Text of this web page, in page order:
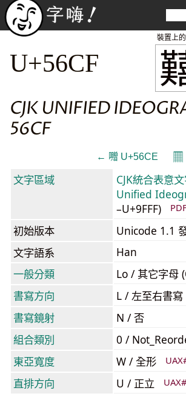
裝置上
U+56CF
CJK UNIFIED
56CF
← 囎 U+56CE 𝄜
文字區域
CJK統合表意
Unified
–U+9FFF)
初始版本
Unicode 1.1
文字語系
Han
一般分類
Lo / 其它字母
書寫方向
L / 左至右書寫
書寫鏡射
N / 否
組合類別
0 /
東亞寬度
W / 全形
直排方向 U / 正立